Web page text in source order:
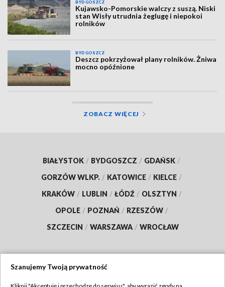
BYDGOSZCZ
Kujawsko-Pomorskie walczy z suszą. Niski
stan Wisły utrudnia żeglugę i niepokoi
rolników
BYDGOSZCZ
Deszcz pokrzyżował plany rolników. Żniwa
mocno opóźnione
ZOBACZ WIĘCEJ
BIAŁYSTOK / BYDGOSZCZ / GDAŃSK /
GORZÓW WLKP. / KATOWICE / KIELCE /
KRAKÓW / LUBLIN / ŁÓDŹ / OLSZTYN /
OPOLE / POZNAŃ / RZESZÓW /
SZCZECIN / WARSZAWA / WROCŁAW
Szanujemy Twoją prywatność